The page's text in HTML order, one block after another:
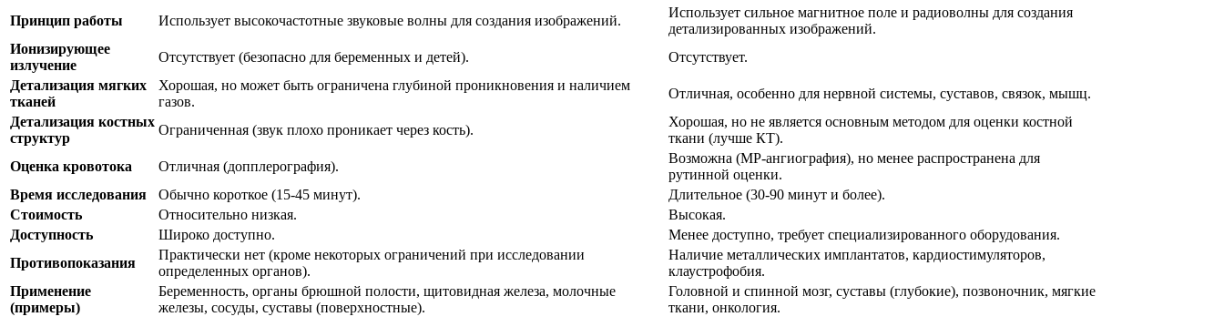
Принцип работы
Использует высокочастотные звуковые волны для создания изображений.
Использует сильное магнитное поле и радиоволны для создания
детализированных изображений.
Ионизирующее
излучение
Отсутствует (безопасно для беременных и детей).
Отсутствует.
Детализация мягких
тканей
Хорошая, но может быть ограничена глубиной проникновения и наличием
газов.
Отличная, особенно для нервной системы, суставов, связок, мышц.
Детализация костных
структур
Ограниченная (звук плохо проникает через кость).
Хорошая, но не является основным методом для оценки костной
ткани (лучше КТ).
Оценка кровотока
Отличная (допплерография).
Возможна (МР-ангиография), но менее распространена для
рутинной оценки.
Время исследования
Обычно короткое (15-45 минут).
Длительное (30-90 минут и более).
Стоимость
Относительно низкая.
Высокая.
Доступность
Широко доступно.
Менее доступно, требует специализированного оборудования.
Противопоказания
Практически нет (кроме некоторых ограничений при исследовании
определенных органов).
Наличие металлических имплантатов, кардиостимуляторов,
клаустрофобия.
Применение
(примеры)
Беременность, органы брюшной полости, щитовидная железа, молочные
железы, сосуды, суставы (поверхностные).
Головной и спинной мозг, суставы (глубокие), позвоночник, мягкие
ткани, онкология.